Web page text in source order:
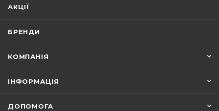
АКЦІЇ
БРЕНДИ
КОМПАНІЯ
ІНФОРМАЦІЯ
ДОПОМОГА